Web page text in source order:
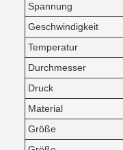
Spannung
Geschwindigkeit
Temperatur
Durchmesser
Druck
Material
Größe